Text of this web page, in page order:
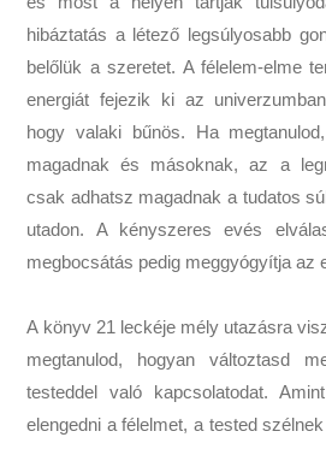
hibáztatás a létező legsúlyosabb
belőlük a szeretet. A félelem-elme
energiát fejezik ki az
hogy valaki bűnös. Ha
magadnak és másoknak, az a
csak adhatsz magadnak a tudatos
utadon. A kényszeres evés
megbocsátás pedig meggyógyítja az
A könyv 21 leckéje mély utazásra
megtanulod, hogyan változtasd
testeddel való kapcsolatodat.
elengedni a félelmet, a tested